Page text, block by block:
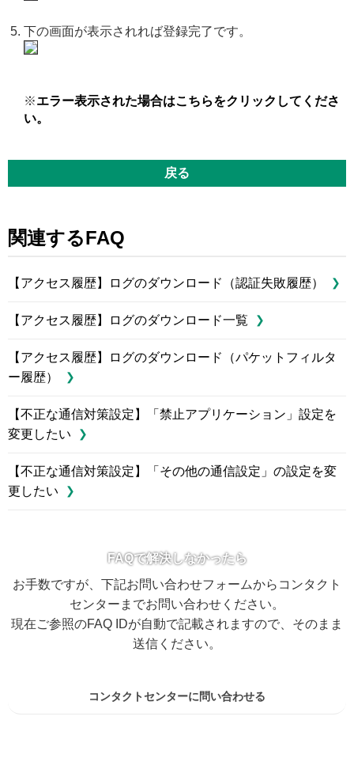
下の画面が表示されれば登録完了です。
※エラー表示された場合はこちらをクリックしてくださ
い。
戻る
関連するFAQ
【アクセス履歴】ログのダウンロード（認証失敗履歴）
【アクセス履歴】ログのダウンロード一覧
【アクセス履歴】ログのダウンロード（パケットフィルタ
ー履歴）
【不正な通信対策設定】「禁止アプリケーション」設定を
変更したい
【不正な通信対策設定】「その他の通信設定」の設定を変
更したい
FAQで解決しなかったら
お手数ですが、下記お問い合わせフォームからコンタクト
センターまでお問い合わせください。
現在ご参照のFAQ IDが自動で記載されますので、そのまま
送信ください。
コンタクトセンターに問い合わせる